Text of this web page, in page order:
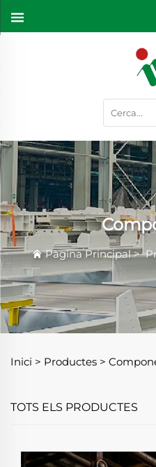
Pàgina Principal>
Inici > Productes >
TOTS ELS PRODUCTES